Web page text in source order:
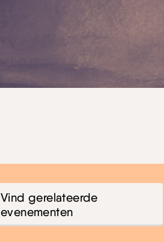
Vind gerelateerde
evenementen